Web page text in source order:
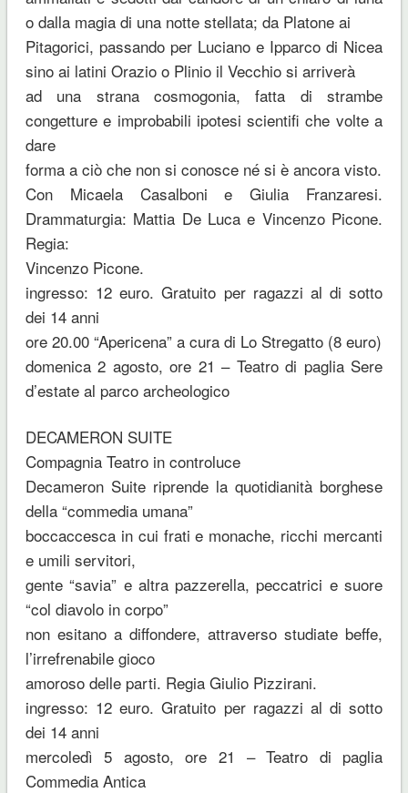
o dalla magia di una notte stellata; da Platone ai
Pitagorici, passando per Luciano e Ipparco di Nicea
sino ai latini Orazio o Plinio il Vecchio si arriverà
ad una strana cosmogonia, fatta di strambe
congetture e improbabili ipotesi scientifi che volte a
dare
forma a ciò che non si conosce né si è ancora visto.
Con Micaela Casalboni e Giulia Franzaresi.
Drammaturgia: Mattia De Luca e Vincenzo Picone.
Regia:
Vincenzo Picone.
ingresso: 12 euro. Gratuito per ragazzi al di sotto
dei 14 anni
ore 20.00 “Apericena” a cura di Lo Stregatto (8 euro)
domenica 2 agosto, ore 21 – Teatro di paglia Sere
d’estate al parco archeologico
DECAMERON SUITE
Compagnia Teatro in controluce
Decameron Suite riprende la quotidianità borghese
della “commedia umana”
boccaccesca in cui frati e monache, ricchi mercanti
e umili servitori,
gente “savia” e altra pazzerella, peccatrici e suore
“col diavolo in corpo”
non esitano a diffondere, attraverso studiate beffe,
l’irrefrenabile gioco
amoroso delle parti. Regia Giulio Pizzirani.
ingresso: 12 euro. Gratuito per ragazzi al di sotto
dei 14 anni
mercoledì 5 agosto, ore 21 – Teatro di paglia
Commedia Antica